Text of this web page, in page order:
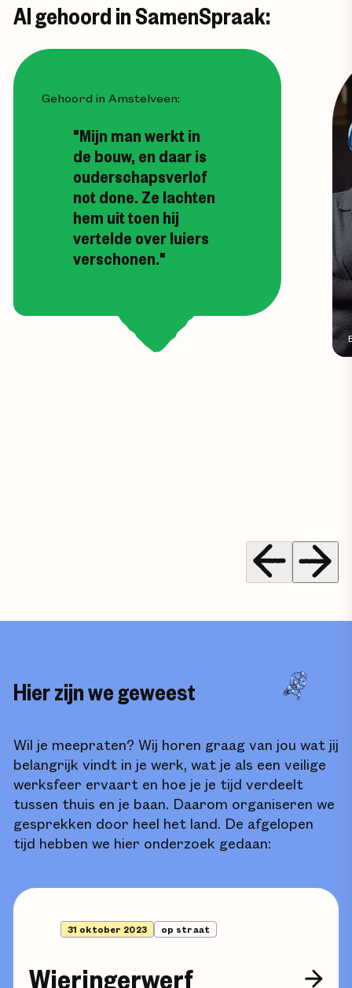
Al gehoord in SamenSpraak:
Gehoord in Amstelveen:
"Mijn man werkt in
de bouw, en daar is
ouderschapsverlof
not done. Ze lachten
hem uit toen hij
vertelde over luiers
verschonen."
Hier zijn we geweest
Wil je meepraten? Wij horen graag van jou wat jij
belangrijk vindt in je werk, wat je als een veilige
werksfeer ervaart en hoe je je tijd verdeelt
tussen thuis en je baan. Daarom organiseren we
gesprekken door heel het land. De afgelopen
tijd hebben we hier onderzoek gedaan:
31 oktober 2023 op straat
Wieringerwerf